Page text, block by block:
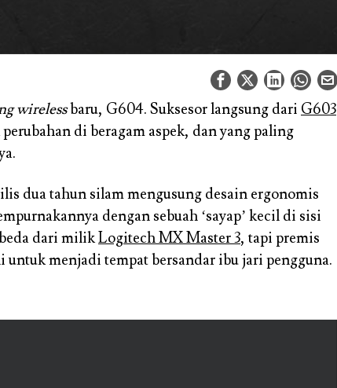
wirelessbaru, G604. Suksesor langsung dari G603
di beragam aspek, dan yang paling
dua tahun silam mengusung desain ergonomis
dengan sebuah ‘sayap’ kecil di sisi
dari milikLogitech MX Master 3, tapi premis
untuk menjadi tempat bersandar ibu jari pengguna.